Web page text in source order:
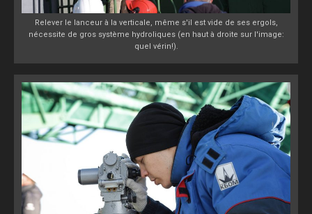
Relever le lanceur à la verticale, même s'il est vide de ses ergols,
nécessite de gros système hydroliques (en haut à droite sur l'image:
quel vérin!).